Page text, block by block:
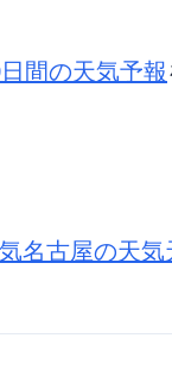
間の天気予報
名古屋の天気